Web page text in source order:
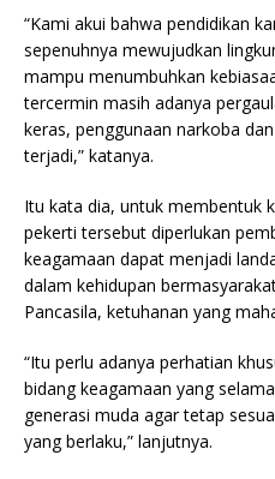
“Kami akui bahwa pendidikan
sepenuhnya mewujudkan
mampu menumbuhkan
tercermin masih adanya
keras, penggunaan narkoba
terjadi,” katanya.
Itu kata dia, untuk membentuk
pekerti tersebut diperlukan
keagamaan dapat menjadi
dalam kehidupan
Pancasila, ketuhanan yang
“Itu perlu adanya perhatian
bidang keagamaan yang
generasi muda agar tetap
yang berlaku,” lanjutnya.